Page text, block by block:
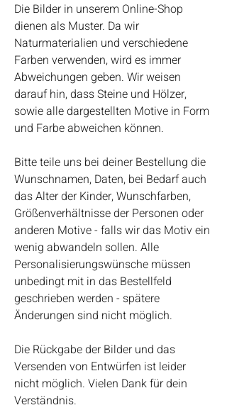
Die Bilder in unserem Online-Shop
dienen als Muster. Da wir
Naturmaterialien und verschiedene
Farben verwenden, wird es immer
Abweichungen geben. Wir weisen
darauf hin, dass Steine und Hölzer,
sowie alle dargestellten Motive in Form
und Farbe abweichen können.
Bitte teile uns bei deiner Bestellung die
Wunschnamen, Daten, bei Bedarf auch
das Alter der Kinder, Wunschfarben,
Größenverhältnisse der Personen oder
anderen Motive - falls wir das Motiv ein
wenig abwandeln sollen. Alle
Personalisierungswünsche müssen
unbedingt mit in das Bestellfeld
geschrieben werden - spätere
Änderungen sind nicht möglich.
Die Rückgabe der Bilder und das
Versenden von Entwürfen ist leider
nicht möglich. Vielen Dank für dein
Verständnis.